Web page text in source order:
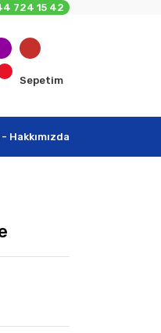
724 15 42
Sepetim
Hakkımızda